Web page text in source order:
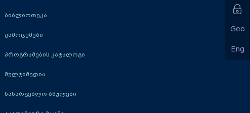
Geo
Eng
ბიბლიოთეკა
გამოცემები
პროგრამების კატალოგი
მულტიმედია
სასარგებლო ბმულები